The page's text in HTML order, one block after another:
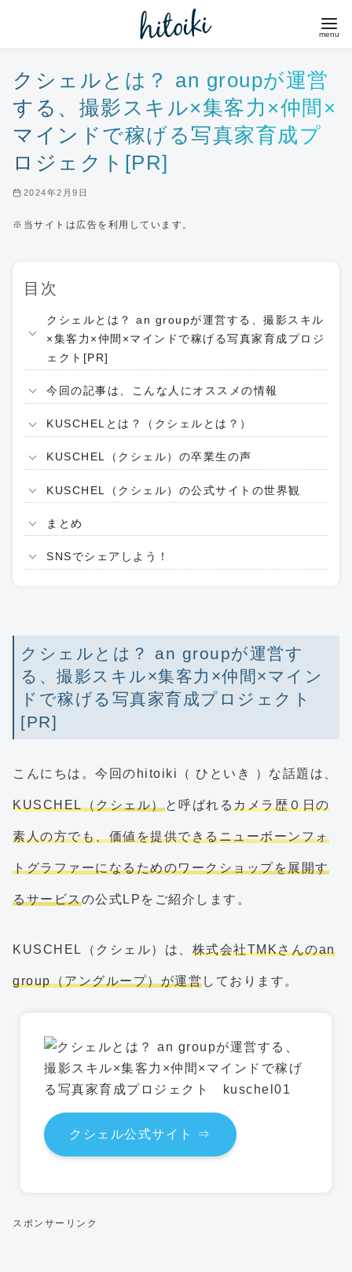
クシェルとは？ an groupが運営
する、撮影スキル×集客力×仲間×
マインドで稼げる写真家育成プ
ロジェクト[PR]
2024年2月9日
※当サイトは広告を利用しています。
目次
クシェルとは？ an groupが運営する、撮影スキル
×集客力×仲間×マインドで稼げる写真家育成プロジ
ェクト[PR]
今回の記事は、こんな人にオススメの情報
KUSCHELとは？（クシェルとは？）
KUSCHEL（クシェル）の卒業生の声
KUSCHEL（クシェル）の公式サイトの世界観
まとめ
SNSでシェアしよう！
クシェルとは？ an groupが運営す
る、撮影スキル×集客力×仲間×マイン
ドで稼げる写真家育成プロジェクト
[PR]
こんにちは。今回のhitoiki（ ひといき ）な話題は、
KUSCHEL（クシェル）と呼ばれるカメラ歴０日の
素人の方でも、価値を提供できるニューボーンフォ
トグラファーになるためのワークショップを展開す
るサービスの公式LPをご紹介します。
KUSCHEL（クシェル）は、 株式会社TMKさんのan
group（アングループ）が運営しております。
クシェル公式サイト ⇒
スポンサーリンク